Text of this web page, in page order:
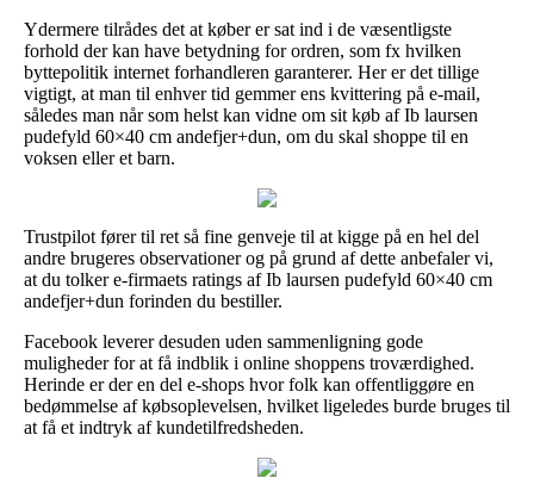
Ydermere tilrådes det at køber er sat ind i de væsentligste
forhold der kan have betydning for ordren, som fx hvilken
byttepolitik internet forhandleren garanterer. Her er det tillige
vigtigt, at man til enhver tid gemmer ens kvittering på e-mail,
således man når som helst kan vidne om sit køb af Ib laursen
pudefyld 60×40 cm andefjer+dun, om du skal shoppe til en
voksen eller et barn.
Trustpilot fører til ret så fine genveje til at kigge på en hel del
andre brugeres observationer og på grund af dette anbefaler vi,
at du tolker e-firmaets ratings af Ib laursen pudefyld 60×40 cm
andefjer+dun forinden du bestiller.
Facebook leverer desuden uden sammenligning gode
muligheder for at få indblik i online shoppens troværdighed.
Herinde er der en del e-shops hvor folk kan offentliggøre en
bedømmelse af købsoplevelsen, hvilket ligeledes burde bruges til
at få et indtryk af kundetilfredsheden.